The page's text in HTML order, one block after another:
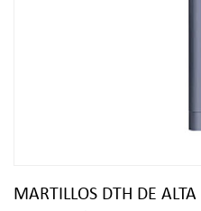
MARTILLOS DTH DE